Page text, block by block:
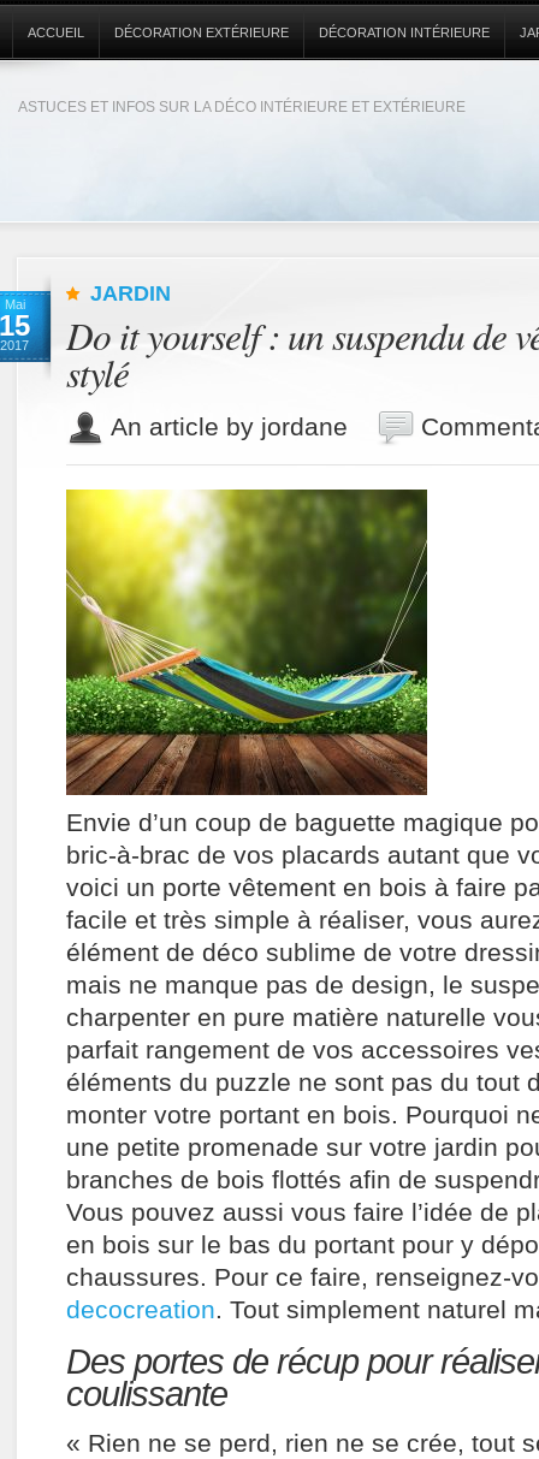
ASTUCES ET INFOS SUR LA DÉCO INTÉRIEURE ET EXTÉRIEURE
ACCUEIL DÉCORATION EXTÉRIEURE DÉCORATION INTÉRIEURE
Mai
15
2017
JARDIN
Do it yourself : un suspendu de
stylé
An article by jordane
Envie d’un coup de baguette magique
bric-à-brac de vos placards autant que
voici un porte vêtement en bois à faire
facile et très simple à réaliser, vous
élément de déco sublime de votre
mais ne manque pas de design, le
charpenter en pure matière naturelle
parfait rangement de vos accessoires
éléments du puzzle ne sont pas du tout
monter votre portant en bois. Pourquoi
une petite promenade sur votre jardin
branches de bois flottés afin de
Vous pouvez aussi vous faire l’idée de
en bois sur le bas du portant pour y
chaussures. Pour ce faire, renseignez-
decocreation. Tout simplement naturel
Des portes de récup pour
coulissante
« Rien ne se perd, rien ne se crée, tout